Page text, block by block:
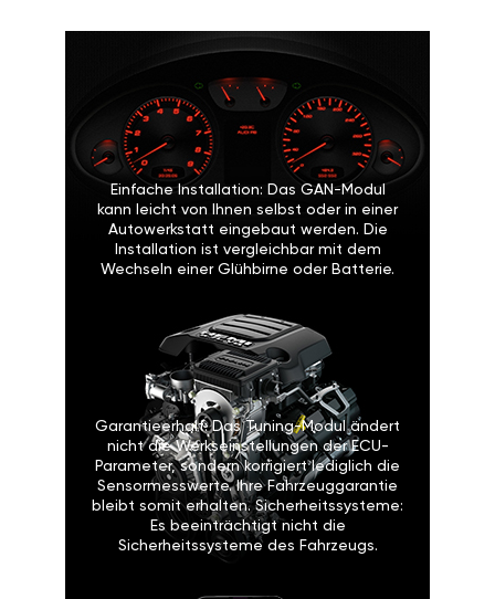
Einfache Installation: Das GAN-Modul
kann leicht von Ihnen selbst oder in einer
Autowerkstatt eingebaut werden. Die
Installation ist vergleichbar mit dem
Wechseln einer Glühbirne oder Batterie.
Garantieerhalt: Das Tuning-Modul ändert
nicht die Werkseinstellungen der ECU-
Parameter, sondern korrigiert lediglich die
Sensormesswerte. Ihre Fahrzeuggarantie
bleibt somit erhalten. Sicherheitssysteme:
Es beeinträchtigt nicht die
Sicherheitssysteme des Fahrzeugs.